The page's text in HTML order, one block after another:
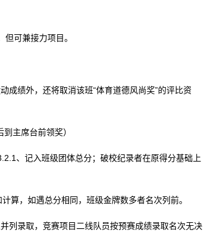
可兼接力项目。
成绩外，还将取消该班“体育道德风尚奖”的评比资
主席台前领奖）
、记入班级团体总分；破校纪录者在原得分基础上
算，如遇总分相同，班级金牌数多者名次列前。
列录取，竞赛项目二线队员按预赛成绩录取名次无决